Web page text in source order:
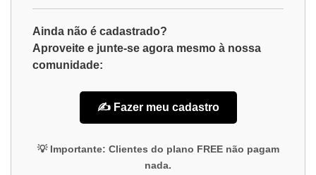
Ainda não é cadastrado?
Aproveite e junte-se agora mesmo à nossa
comunidade:
✍️ Fazer meu cadastro
💡 Importante: Clientes do plano FREEnão pagam
nada.